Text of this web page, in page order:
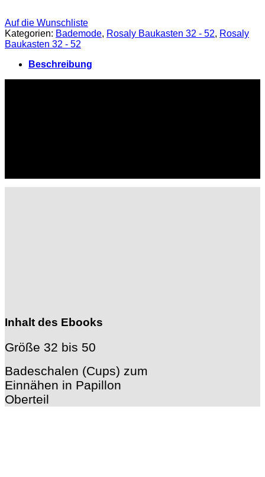
Auf die Wunschliste
Kategorien: Bademode, Rosaly Baukasten 32 - 52, Rosaly
Baukasten 32 - 52
Beschreibung
Inhalt des Ebooks
Größe 32 bis 50
Badeschalen (Cups) zum
Einnähen in Papillon
Oberteil